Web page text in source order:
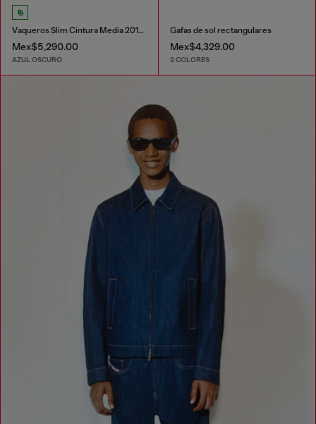
Vaqueros Slim Cintura Media 2019 D-Strukt
Mex$5,290.00
AZUL OSCURO
Gafas de sol rectangulares
Mex$4,329.00
2 COLORES